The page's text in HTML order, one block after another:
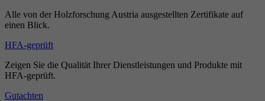
Alle von der Holzforschung Austria ausgestellten Zertifikate auf
einen Blick.
HFA-geprüft
Zeigen Sie die Qualität Ihrer Dienstleistungen und Produkte mit
HFA-geprüft.
Gutachten